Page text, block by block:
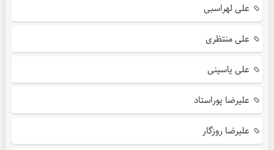
علی لهراسبی
علی منتظری
علی یاسینی
علیرضا پوراستاد
علیرضا روزگار